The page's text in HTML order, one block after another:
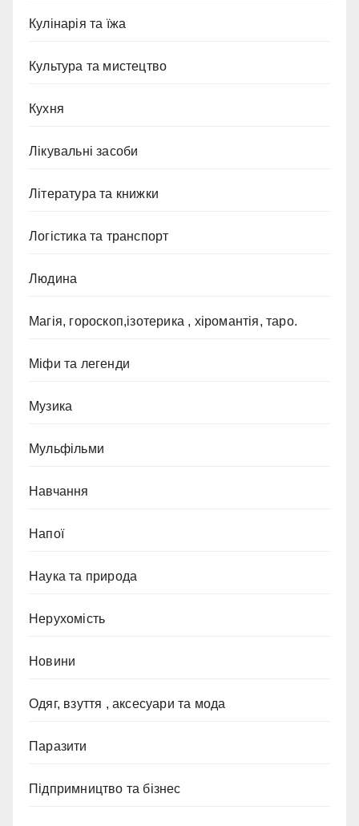
Кулінарія та їжа
Культура та мистецтво
Кухня
Лікувальні засоби
Література та книжки
Логістика та транспорт
Людина
Магія, гороскоп,ізотерика , хіромантія, таро.
Міфи та легенди
Музика
Мульфільми
Навчання
Напої
Наука та природа
Нерухомість
Новини
Одяг, взуття , аксесуари та мода
Паразити
Підпримництво та бізнес